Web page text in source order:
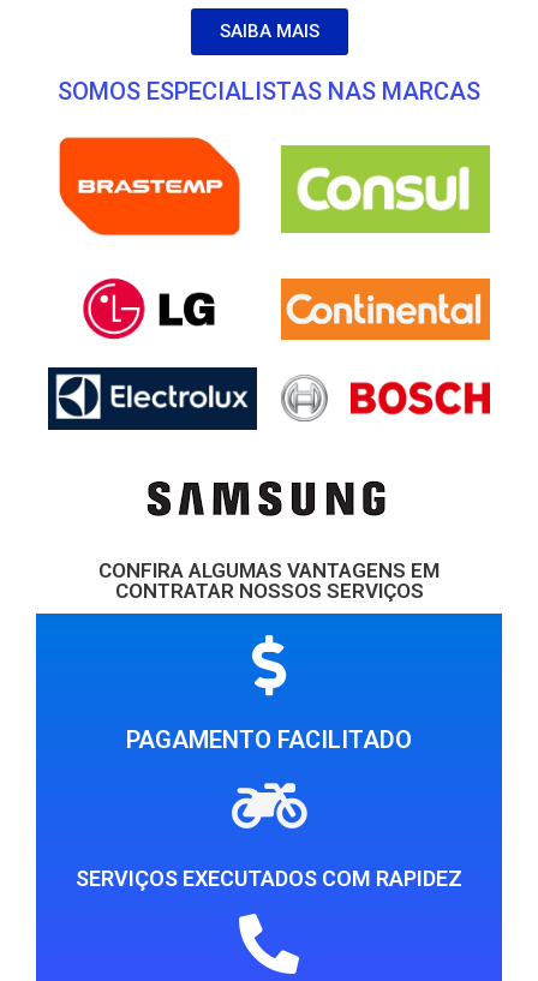
SAIBA MAIS
SOMOS ESPECIALISTAS NAS MARCAS
CONFIRA ALGUMAS VANTAGENS EM
CONTRATAR NOSSOS SERVIÇOS
PAGAMENTO FACILITADO
SERVIÇOS EXECUTADOS COM RAPIDEZ